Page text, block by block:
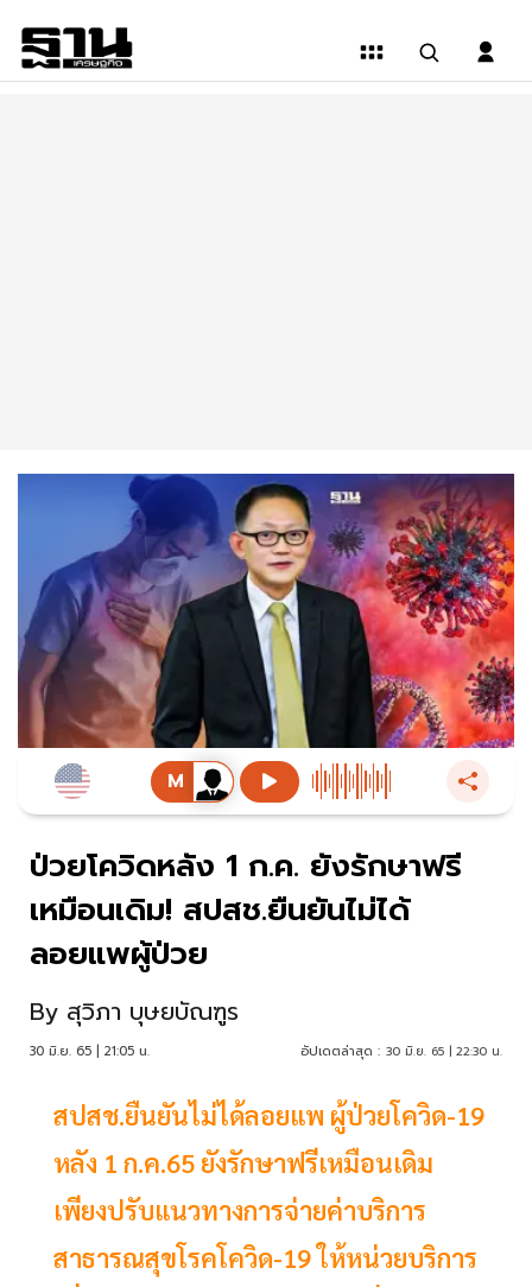
ป่วยโควิดหลัง 1 ก.ค. ยังรักษาฟรี
เหมือนเดิม! สปสช.ยืนยันไม่ได้
ลอยแพผู้ป่วย
By สุวิภา บุษยบัณฑูร
30 มิ.ย. 65 | 21:05 น. อัปเดตล่าสุด : 30 มิ.ย. 65 | 22:30 น.
สปสช.ยืนยันไม่ได้ลอยแพ ผู้ป่วยโควิด-19
หลัง 1 ก.ค.65 ยังรักษาฟรีเหมือนเดิม
เพียงปรับแนวทางการจ่ายค่าบริการ
สาธารณสุขโรคโควิด-19 ให้หน่วยบริการ